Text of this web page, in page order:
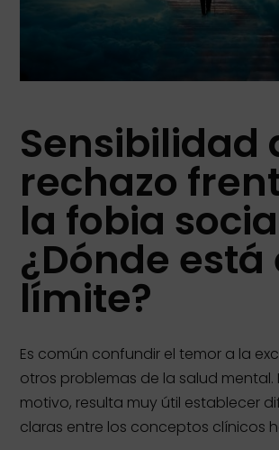
Sensibilidad
rechazo
la fobia
¿Dónde está
límite?
Es común confundir el temor a la
otros problemas de la salud mental.
motivo, resulta muy útil establecer
claras entre los conceptos clínicos